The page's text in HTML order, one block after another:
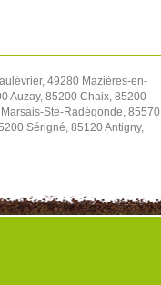
49280 Mazières-en-
Auzay, 85200 Chaix, 85200
Ste-Radégonde, 85570
Sérigné, 85120 Antigny,